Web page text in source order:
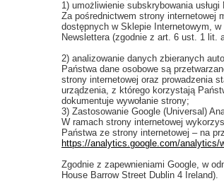
1) umożliwienie subskrybowania usługi
Za pośrednictwem strony internetowej
dostępnych w Sklepie Internetowym,
Newslettera (zgodnie z art. 6 ust. 1 lit.
2) analizowanie danych zbieranych
Państwa dane osobowe są
strony internetowej oraz prowadzenia
urządzenia, z którego korzystają
dokumentuje wywołanie strony;
3) Zastosowanie Google (Universal)
W ramach strony internetowej
Państwa ze strony internetowej – na
https://analytics.google.com/analytics/
Zgodnie z zapewnieniami Google, w
House Barrow Street Dublin 4 Ireland).